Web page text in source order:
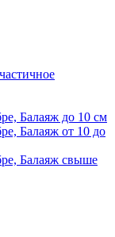
Балаяж до 10 см
Балаяж от 10 до
Балаяж свыше